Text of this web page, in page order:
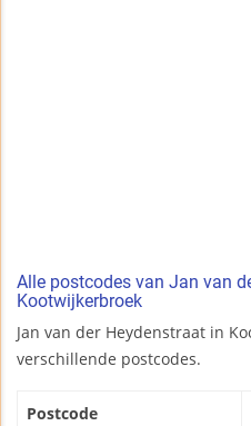
Alle postcodes van Jan van
Kootwijkerbroek
Jan van der Heydenstraat in
verschillende postcodes.
Postcode